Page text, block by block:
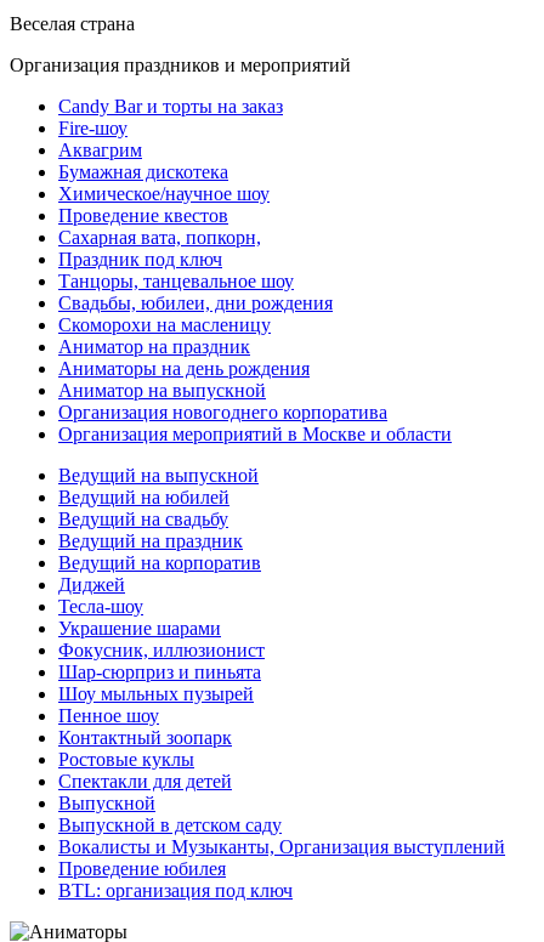
Веселая страна
Организация праздников и мероприятий
Candy Bar и торты на заказ
Fire-шоу
Аквагрим
Бумажная дискотека
Химическое/научное шоу
Проведение квестов
Сахарная вата, попкорн,
Праздник под ключ
Танцоры, танцевальное шоу
Свадьбы, юбилеи, дни рождения
Скоморохи на масленицу
Аниматор на праздник
Аниматоры на день рождения
Аниматор на выпускной
Организация новогоднего корпоратива
Организация мероприятий в Москве и области
Ведущий на выпускной
Ведущий на юбилей
Ведущий на свадьбу
Ведущий на праздник
Ведущий на корпоратив
Диджей
Тесла-шоу
Украшение шарами
Фокусник, иллюзионист
Шар-сюрприз и пиньята
Шоу мыльных пузырей
Пенное шоу
Контактный зоопарк
Ростовые куклы
Спектакли для детей
Выпускной
Выпускной в детском саду
Вокалисты и Музыканты, Организация выступлений
Проведение юбилея
BTL: организация под ключ